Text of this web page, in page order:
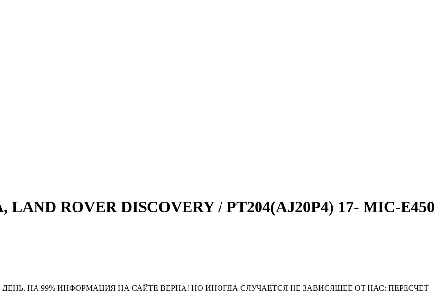
LAND ROVER DISCOVERY / PT204(AJ20P4) 17- MIC-E450
НА 99% ИНФОРМАЦИЯ НА САЙТЕ ВЕРНА! НО ИНОГДА СЛУЧАЕТСЯ НЕ ЗАВИСЯЩЕЕ ОТ НАС: ПЕРЕСЧЕТ